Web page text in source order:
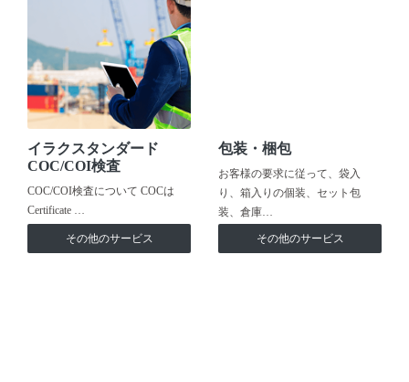
イラクスタンダード
COC/COI検査
COC/COI検査について COCは
Certificate …
その他のサービス
包装・梱包
お客様の要求に従って、袋入
り、箱入りの個装、セット包
装、倉庫…
その他のサービス